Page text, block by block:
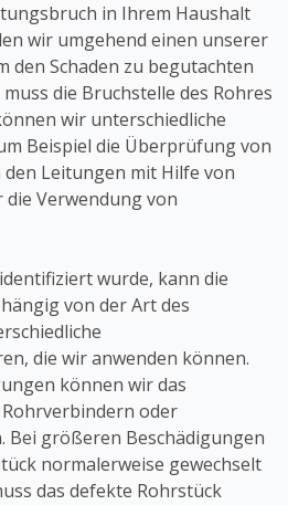
in Ihrem Haushalt
wir umgehend einen unserer
den Schaden zu begutachten
die Bruchstelle des Rohres
wir unterschiedliche
Beispiel die Überprüfung von
Leitungen mit Hilfe von
Verwendung von
wurde, kann die
von der Art des
die wir anwenden können.
können wir das
oder
Bei größeren Beschädigungen
normalerweise gewechselt
das defekte Rohrstück